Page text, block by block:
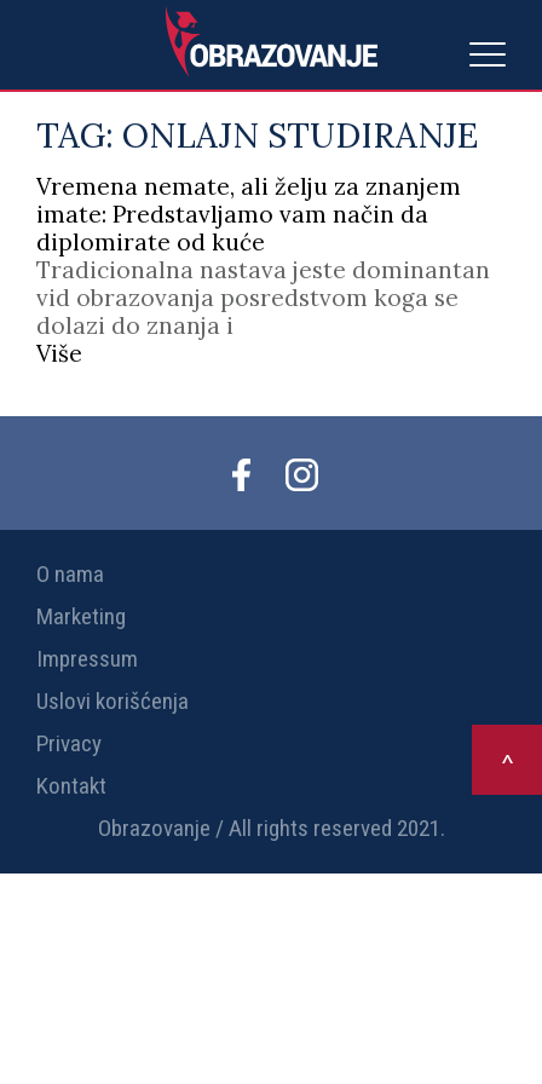
TAG: ONLAJN STUDIRANJE
Vremena nemate, ali želju za znanjem
imate: Predstavljamo vam način da
diplomirate od kuće
Tradicionalna nastava jeste dominantan
vid obrazovanja posredstvom koga se
dolazi do znanja i
Više
O nama
Marketing
Impressum
Uslovi korišćenja
Privacy
Kontakt
Obrazovanje / All rights reserved 2021.
>